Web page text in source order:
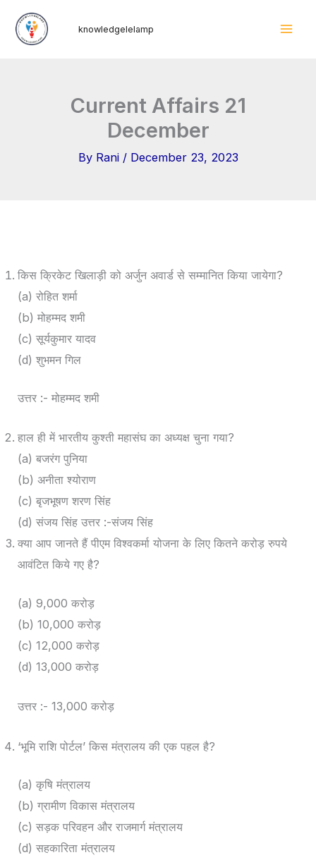
knowledgelelamp
Current Affairs 21
December
By Rani / December 23, 2023
किस क्रिकेट खिलाड़ी को अर्जुन अवार्ड से सम्मानित किया जायेगा?
(a) रोहित शर्मा
(b) मोहम्मद शमी
(c) सूर्यकुमार यादव
(d) शुभमन गिल
उत्तर :- मोहम्मद शमी
हाल ही में भारतीय कुश्ती महासंघ का अध्यक्ष चुना गया?
(a) बजरंग पुनिया
(b) अनीता श्योराण
(c) बृजभूषण शरण सिंह
(d) संजय सिंह उत्तर :-संजय सिंह
क्या आप जानते हैं पीएम विश्वकर्मा योजना के लिए कितने करोड़ रुपये
आवंटित किये गए है?
(a) 9,000 करोड़
(b) 10,000 करोड़
(c) 12,000 करोड़
(d) 13,000 करोड़
उत्तर :- 13,000 करोड़
‘भूमि राशि पोर्टल’ किस मंत्रालय की एक पहल है?
(a) कृषि मंत्रालय
(b) ग्रामीण विकास मंत्रालय
(c) सड़क परिवहन और राजमार्ग मंत्रालय
(d) सहकारिता मंत्रालय